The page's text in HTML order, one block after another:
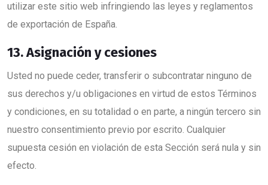
utilizar este sitio web infringiendo las leyes y reglamentos
de exportación de España.
13. Asignación y cesiones
Usted no puede ceder, transferir o subcontratar ninguno de
sus derechos y/u obligaciones en virtud de estos Términos
y condiciones, en su totalidad o en parte, a ningún tercero sin
nuestro consentimiento previo por escrito. Cualquier
supuesta cesión en violación de esta Sección será nula y sin
efecto.